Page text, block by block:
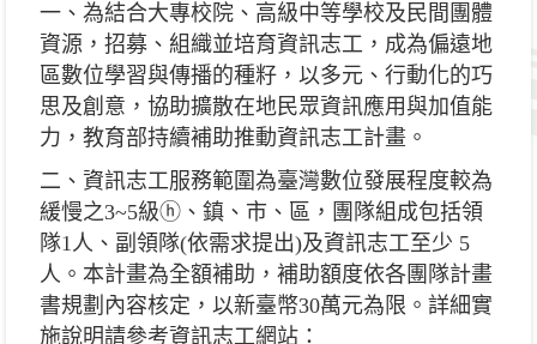
一、為結合大專校院、高級中等學校及民間團體
資源，招募、組織並培育資訊志工，成為偏遠地
區數位學習與傳播的種籽，以多元、行動化的巧
思及創意，協助擴散在地民眾資訊應用與加值能
力，教育部持續補助推動資訊志工計畫。
二、資訊志工服務範圍為臺灣數位發展程度較為
緩慢之3~5級ⓗ、鎮、市、區，團隊組成包括領
隊1人、副領隊(依需求提出)及資訊志工至少 5
人。本計畫為全額補助，補助額度依各團隊計畫
書規劃內容核定，以新臺幣30萬元為限。詳細實
施說明請參考資訊志工網站：